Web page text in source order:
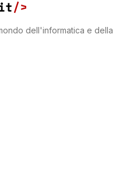
dell'informatica e della